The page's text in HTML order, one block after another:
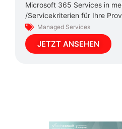
Microsoft 365 Services in
/Servicekriterien für Ihre
Managed Services
JETZT ANSEHEN